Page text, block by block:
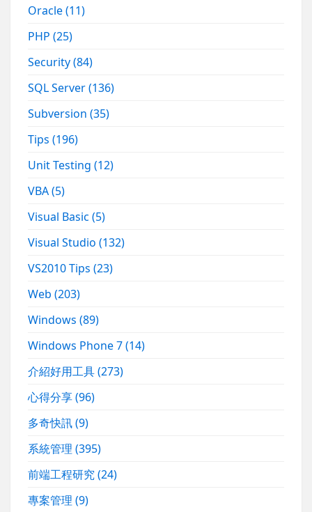
Oracle(11)
PHP(25)
Security(84)
SQL Server(136)
Subversion(35)
Tips(196)
Unit Testing(12)
VBA(5)
Visual Basic(5)
Visual Studio(132)
VS2010 Tips(23)
Web(203)
Windows(89)
Windows Phone 7(14)
介紹好用工具(273)
心得分享(96)
多奇快訊(9)
系統管理(395)
前端工程研究(24)
專案管理(9)